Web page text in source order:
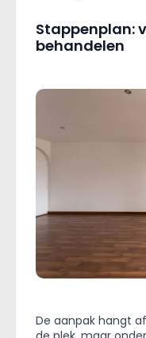
Stappenplan:
behandelen
De aanpak hangt